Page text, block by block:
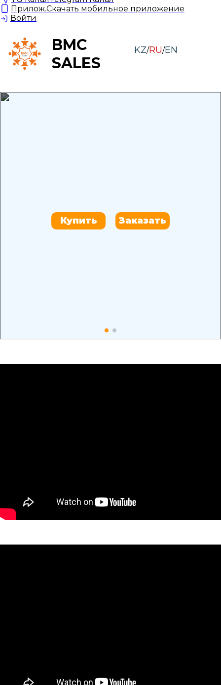
Прилож.Скачать мобильное приложение
Войти
BMC
SALES
KZ/RU/EN
Купить Заказать